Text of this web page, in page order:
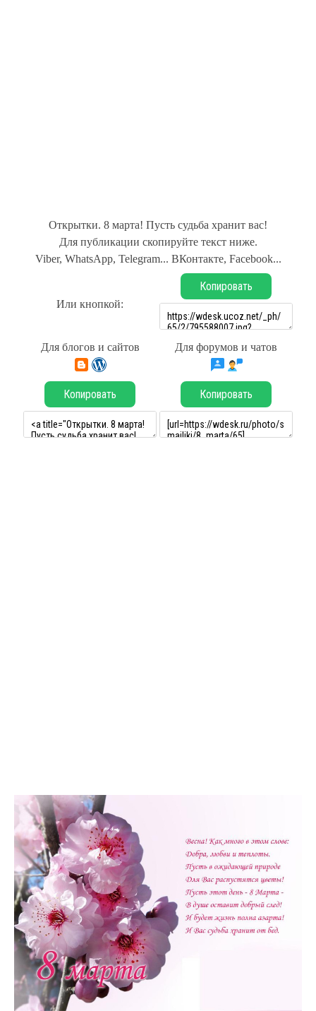
Открытки. 8 марта! Пусть судьба хранит вас!
Для публикации скопируйте текст ниже.
Viber, WhatsApp, Telegram... ВКонтакте, Facebook...
Или кнопкой:
Копировать
Для блогов и сайтов Для форумов и чатов
Копировать Копировать